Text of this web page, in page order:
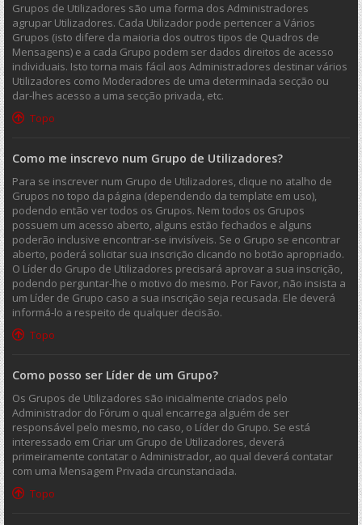
Grupos de Utilizadores são uma forma dos Administradores
agrupar Utilizadores. Cada Utilizador pode pertencer a Vários
Grupos (isto difere da maioria dos outros tipos de Quadros de
Mensagens) e a cada Grupo podem ser dados direitos de acesso
individuais. Isto torna mais fácil aos Administradores destinar vários
Utilizadores como Moderadores de uma determinada secção ou
dar-lhes acesso a uma secção privada, etc.
Topo
Como me inscrevo num Grupo de Utilizadores?
Para se inscrever num Grupo de Utilizadores, clique no atalho de
Grupos no topo da página (dependendo da template em uso),
podendo então ver todos os Grupos. Nem todos os Grupos
possuem um acesso aberto, alguns estão fechados e alguns
poderão inclusive encontrar-se invisíveis. Se o Grupo se encontrar
aberto, poderá solicitar sua inscrição clicando no botão apropriado.
O Líder do Grupo de Utilizadores precisará aprovar a sua inscrição,
podendo perguntar-lhe o motivo do mesmo. Por Favor, não insista a
um Líder de Grupo caso a sua inscrição seja recusada. Ele deverá
informá-lo a respeito de qualquer decisão.
Topo
Como posso ser Líder de um Grupo?
Os Grupos de Utilizadores são inicialmente criados pelo
Administrador do Fórum o qual encarrega alguém de ser
responsável pelo mesmo, no caso, o Líder do Grupo. Se está
interessado em Criar um Grupo de Utilizadores, deverá
primeiramente contatar o Administrador, ao qual deverá contatar
com uma Mensagem Privada circunstanciada.
Topo